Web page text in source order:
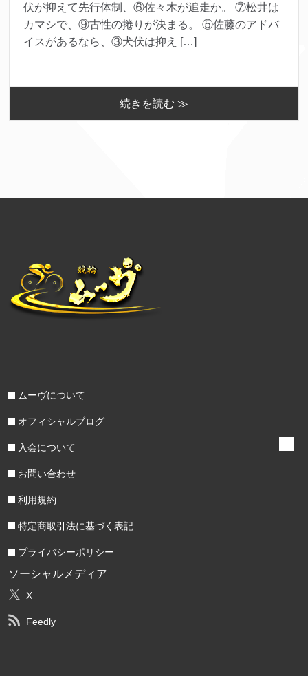
伏が抑えて先行体制、⑥佐々木が追走か。 ⑦松井は
カマシで、⑨古性の捲りが決まる。 ⑤佐藤のアドバ
イスがあるなら、③犬伏は抑え […]
続きを読む ≫
ムーヴについて
オフィシャルブログ
入会について
お問い合わせ
利用規約
特定商取引法に基づく表記
プライバシーポリシー
ソーシャルメディア
X
Feedly